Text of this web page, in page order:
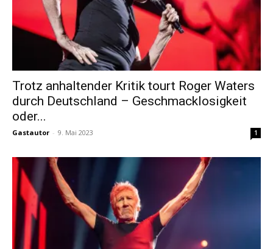
Trotz anhaltender Kritik tourt Roger Waters
durch Deutschland – Geschmacklosigkeit
oder...
Gastautor - 9. Mai 2023 1